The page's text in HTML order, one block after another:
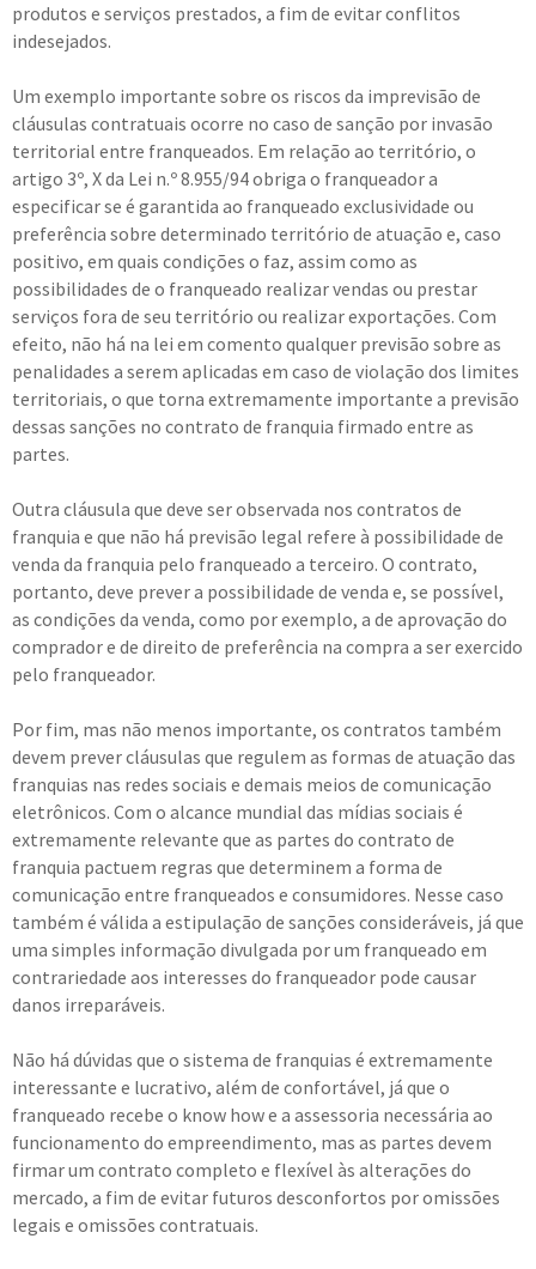
produtos e serviços prestados, a fim de evitar conflitos
indesejados.
Um exemplo importante sobre os riscos da imprevisão de
cláusulas contratuais ocorre no caso de sanção por invasão
territorial entre franqueados. Em relação ao território, o
artigo 3º, X da Lei n.º 8.955/94 obriga o franqueador a
especificar se é garantida ao franqueado exclusividade ou
preferência sobre determinado território de atuação e, caso
positivo, em quais condições o faz, assim como as
possibilidades de o franqueado realizar vendas ou prestar
serviços fora de seu território ou realizar exportações. Com
efeito, não há na lei em comento qualquer previsão sobre as
penalidades a serem aplicadas em caso de violação dos limites
territoriais, o que torna extremamente importante a previsão
dessas sanções no contrato de franquia firmado entre as
partes.
Outra cláusula que deve ser observada nos contratos de
franquia e que não há previsão legal refere à possibilidade de
venda da franquia pelo franqueado a terceiro. O contrato,
portanto, deve prever a possibilidade de venda e, se possível,
as condições da venda, como por exemplo, a de aprovação do
comprador e de direito de preferência na compra a ser exercido
pelo franqueador.
Por fim, mas não menos importante, os contratos também
devem prever cláusulas que regulem as formas de atuação das
franquias nas redes sociais e demais meios de comunicação
eletrônicos. Com o alcance mundial das mídias sociais é
extremamente relevante que as partes do contrato de
franquia pactuem regras que determinem a forma de
comunicação entre franqueados e consumidores. Nesse caso
também é válida a estipulação de sanções consideráveis, já que
uma simples informação divulgada por um franqueado em
contrariedade aos interesses do franqueador pode causar
danos irreparáveis.
Não há dúvidas que o sistema de franquias é extremamente
interessante e lucrativo, além de confortável, já que o
franqueado recebe o know how e a assessoria necessária ao
funcionamento do empreendimento, mas as partes devem
firmar um contrato completo e flexível às alterações do
mercado, a fim de evitar futuros desconfortos por omissões
legais e omissões contratuais.